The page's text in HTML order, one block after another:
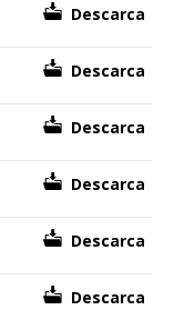
Descarca
Descarca
Descarca
Descarca
Descarca
Descarca